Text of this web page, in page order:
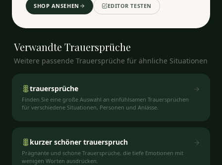
SHOP ANSEHEN EDITOR TESTEN
Verwandte Trauersprüche
Weitere passende Trauersprüche für ähnliche Situationen
trauersprüche
Finden Sie eine große Auswahl an einfühlsamen Trauersprüchen
für verschiedene Situationen, Personen und Anlässe.
kurzer schöner trauerspruch
Prägnante und schöne Trauersprüche, die tiefe Emotionen mit
wenigen Worten ausdrücken.